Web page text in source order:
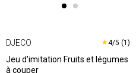
DJECO ★4/5 (1)
Jeu d'imitation Fruits et légumes
à couper